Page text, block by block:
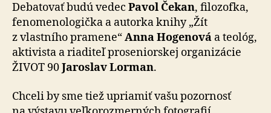
Debatovať budú vedec Pavol Čekan, fi­lo­zofka,
fe­no­me­no­lo­gička a autorka knihy „Žít
z vlastního pramene“Anna Hogenová a teológ,
akti­vista a ria­diteľ pro­se­nior­skej orga­ni­zácie
ŽIVOT 90Jaroslav Lorman.
Chceli by sme tiež upriamiť vašu pozornosť